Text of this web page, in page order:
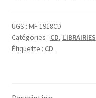
UGS : MF 1918CD
Catégories : CD, LIBRAIRIES
Étiquette : CD